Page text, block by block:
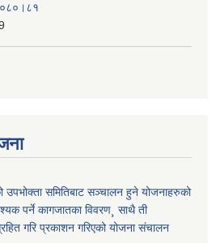
उपभोक्ता समितिबाट सञ्चालन हुने योजनाहरुको
पर्ने कागजातका विवरण¸ साथै ती
गरि प्रकाशन गरिएको योजना संचालन